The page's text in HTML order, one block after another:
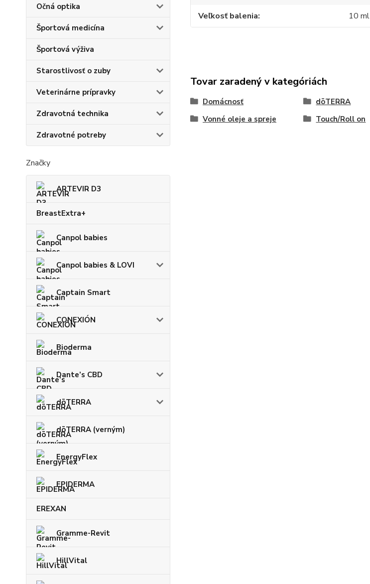
Očná optika
Športová medicína
Športová výživa
Starostlivosť o zuby
Veterinárne prípravky
Zdravotná technika
Zdravotné potreby
Značky
ARTEVIR D3
BreastExtra+
Canpol babies
Canpol babies & LOVI
Captain Smart
CONEXIÓN
Bioderma
Dante’s CBD
dōTERRA
dōTERRA (verným)
EnergyFlex
EPIDERMA
EREXAN
Gramme-Revit
HillVital
Veľkosť balenia
10 ml
Tovar zaradený v kategóriách
Domácnosť dōTERRA
Vonné oleje a spreje
Touch/Roll on